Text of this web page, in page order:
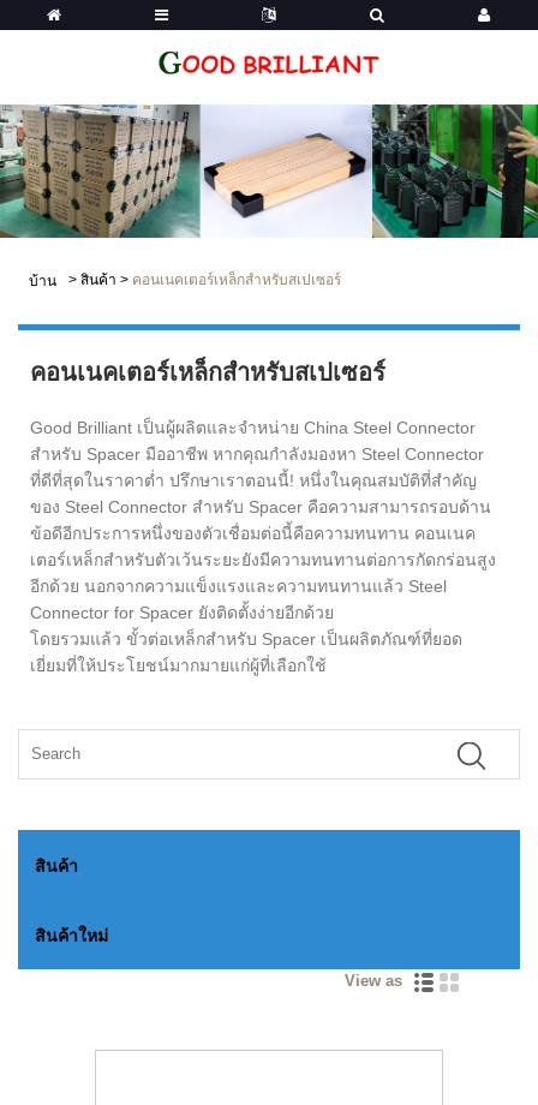
บ้าน > สินค้า > คอนเนคเตอร์เหล็กสำหรับสเปเซอร์
คอนเนคเตอร์เหล็กสำหรับสเปเซอร์
Good Brilliant เป็นผู้ผลิตและจำหน่าย China Steel Connector
สำหรับ Spacer มืออาชีพ หากคุณกำลังมองหา Steel Connector
ที่ดีที่สุดในราคาต่ำ ปรึกษาเราตอนนี้! หนึ่งในคุณสมบัติที่สำคัญ
ของ Steel Connector สำหรับ Spacer คือความสามารถรอบด้าน
ข้อดีอีกประการหนึ่งของตัวเชื่อมต่อนี้คือความทนทาน คอนเนค
เตอร์เหล็กสำหรับตัวเว้นระยะยังมีความทนทานต่อการกัดกร่อนสูง
อีกด้วย นอกจากความแข็งแรงและความทนทานแล้ว Steel
Connector for Spacer ยังติดตั้งง่ายอีกด้วย
โดยรวมแล้ว ขั้วต่อเหล็กสำหรับ Spacer เป็นผลิตภัณฑ์ที่ยอด
เยี่ยมที่ให้ประโยชน์มากมายแก่ผู้ที่เลือกใช้
สินค้า
สินค้าใหม่
View as